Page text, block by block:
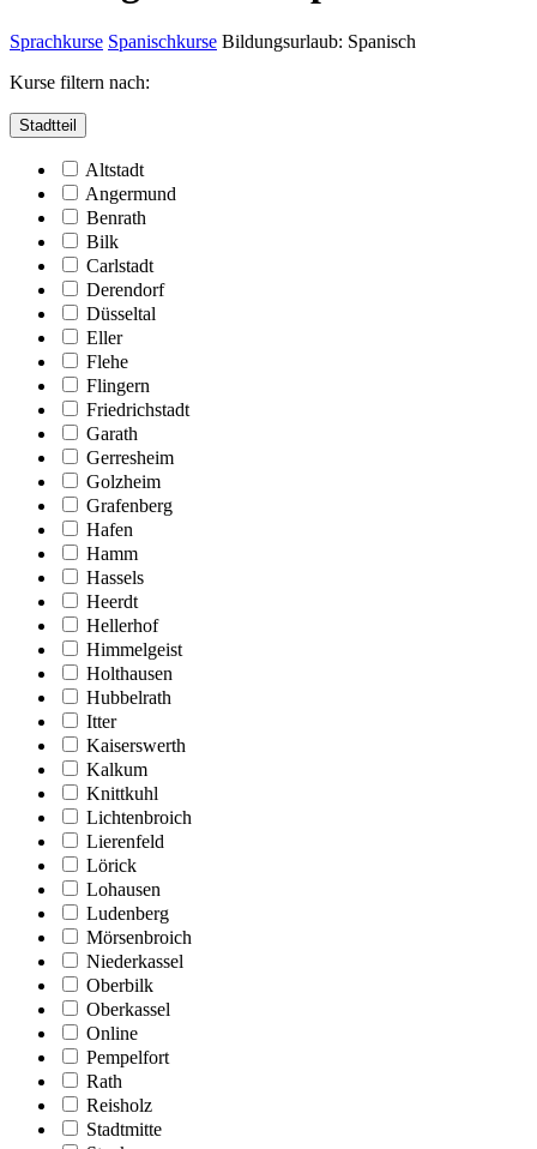
Sprachkurse Spanischkurse Bildungsurlaub: Spanisch
Kurse filtern nach:
Stadtteil
Altstadt
Angermund
Benrath
Bilk
Carlstadt
Derendorf
Düsseltal
Eller
Flehe
Flingern
Friedrichstadt
Garath
Gerresheim
Golzheim
Grafenberg
Hafen
Hamm
Hassels
Heerdt
Hellerhof
Himmelgeist
Holthausen
Hubbelrath
Itter
Kaiserswerth
Kalkum
Knittkuhl
Lichtenbroich
Lierenfeld
Lörick
Lohausen
Ludenberg
Mörsenbroich
Niederkassel
Oberbilk
Oberkassel
Online
Pempelfort
Rath
Reisholz
Stadtmitte